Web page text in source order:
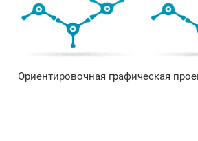
Ориентировочная графическая